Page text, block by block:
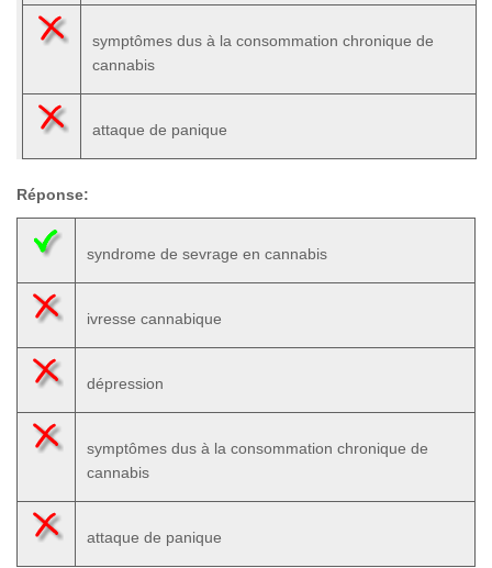
symptômes dus à la consommation chronique de
cannabis
attaque de panique
Réponse:
syndrome de sevrage en cannabis
ivresse cannabique
dépression
symptômes dus à la consommation chronique de
cannabis
attaque de panique